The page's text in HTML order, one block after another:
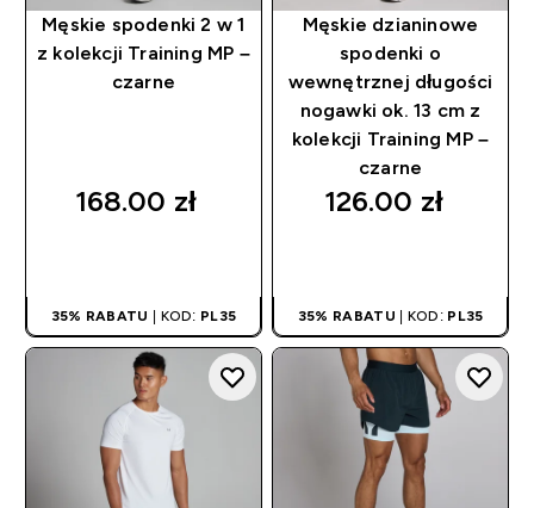
Męskie spodenki 2 w 1
z kolekcji Training MP –
czarne
168.00 zł‎
35% RABATU | KOD: PL35
Męskie dzianinowe
spodenki o
wewnętrznej długości
nogawki ok. 13 cm z
kolekcji Training MP –
czarne
126.00 zł‎
35% RABATU | KOD: PL35